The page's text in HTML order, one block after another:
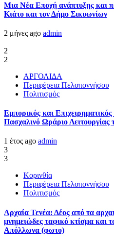
Μια Νέα Εποχή ανάπτυξης και
Κιάτο και τον Δήμο Σικυωνίων
2 μήνες ago admin
2
2
ΑΡΓΟΛΙΔΑ
Περιφέρεια Πελοποννήσου
Πολιτισμός
Εμπορικός και
Πασχαλινό Ωράριο
1 έτος ago admin
3
3
Κορινθία
Περιφέρεια Πελοποννήσου
Πολιτισμός
Αρχαία Τενέα: Δέος από τα
μνημειώδες ταφικό κτίσμα και
Απόλλωνα (φωτο)